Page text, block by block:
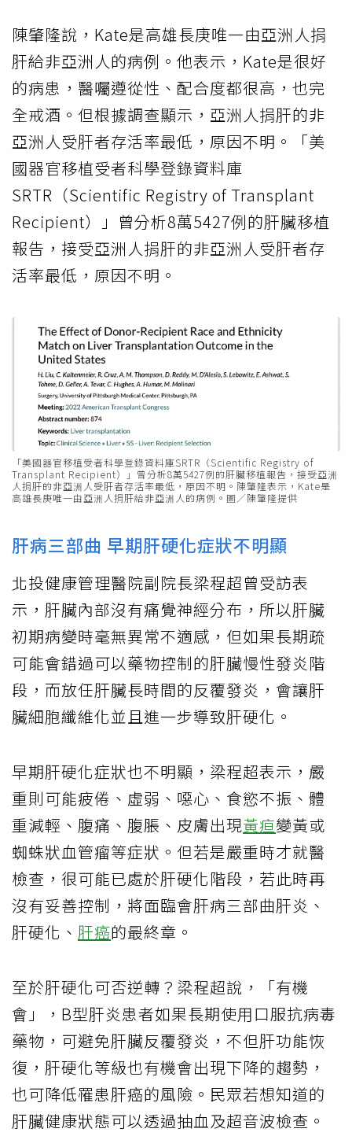
陳肇隆說，Kate是高雄長庚唯一由亞洲人捐
肝給非亞洲人的病例。他表示，Kate是很好
的病患，醫囑遵從性、配合度都很高，也完
全戒酒。但根據調查顯示，亞洲人捐肝的非
亞洲人受肝者存活率最低，原因不明。「美
國器官移植受者科學登錄資料庫
SRTR（Scientific Registry of Transplant
Recipient）」曾分析8萬5427例的肝臟移植
報告，接受亞洲人捐肝的非亞洲人受肝者存
活率最低，原因不明。
「美國器官移植受者科學登錄資料庫SRTR（Scientific Registry of
Transplant Recipient）」曾分析8萬5427例的肝臟移植報告，接受亞洲
人捐肝的非亞洲人受肝者存活率最低，原因不明。陳肇隆表示，Kate是
高雄長庚唯一由亞洲人捐肝給非亞洲人的病例。圖／陳肇隆提供
肝病三部曲 早期肝硬化症狀不明顯
北投健康管理醫院副院長梁程超曾受訪表
示，肝臟內部沒有痛覺神經分布，所以肝臟
初期病變時毫無異常不適感，但如果長期疏
可能會錯過可以藥物控制的肝臟慢性發炎階
段，而放任肝臟長時間的反覆發炎，會讓肝
臟細胞纖維化並且進一步導致肝硬化。
早期肝硬化症狀也不明顯，梁程超表示，嚴
重則可能疲倦、虛弱、噁心、食慾不振、體
重減輕、腹痛、腹脹、皮膚出現黃疸變黃或
蜘蛛狀血管瘤等症狀。但若是嚴重時才就醫
檢查，很可能已處於肝硬化階段，若此時再
沒有妥善控制，將面臨會肝病三部曲肝炎、
肝硬化、 肝癌的最終章。
至於肝硬化可否逆轉？梁程超說，「有機
會」，B型肝炎患者如果長期使用口服抗病毒
藥物，可避免肝臟反覆發炎，不但肝功能恢
復，肝硬化等級也有機會出現下降的趨勢，
也可降低罹患肝癌的風險。民眾若想知道的
肝臟健康狀態可以透過抽血及超音波檢查。